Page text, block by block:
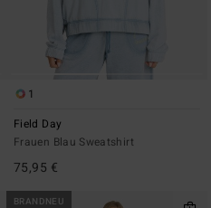
1
Field Day
Frauen Blau Sweatshirt
75,95 €
BRANDNEU